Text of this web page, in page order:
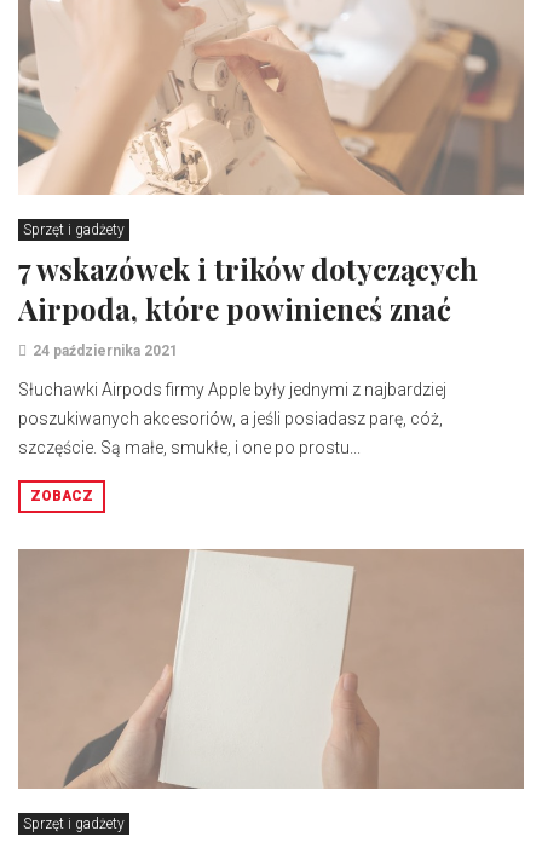
Sprzęt i gadżety
7 wskazówek i trików dotyczących
Airpoda, które powinieneś znać
24 października 2021
Słuchawki Airpods firmy Apple były jednymi z najbardziej
poszukiwanych akcesoriów, a jeśli posiadasz parę, cóż,
szczęście. Są małe, smukłe, i one po prostu...
ZOBACZ
Sprzęt i gadżety